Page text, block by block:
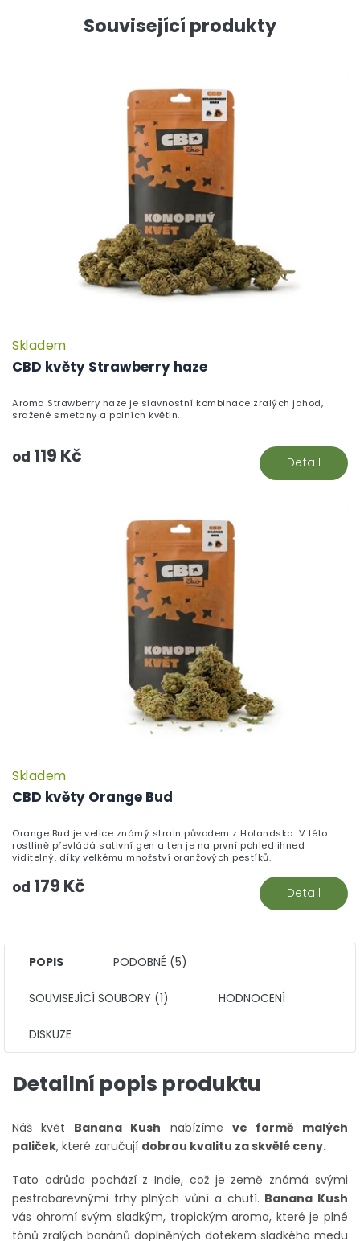
Související produkty
CBD květy Strawberry haze
Skladem
od 119 Kč Detail
Aroma Strawberry haze je slavnostní kombinace zralých jahod,
sražené smetany a polních květin.
CBD květy Orange Bud
Skladem
od 179 Kč Detail
Orange Bud je velice známý strain původem z Holandska. V této
rostlině převládá sativní gen a ten je na první pohled ihned
viditelný, díky velkému množství oranžových pestíků.
POPIS PODOBNÉ (5)
SOUVISEJÍCÍ SOUBORY (1) HODNOCENÍ
DISKUZE
Detailní popis produktu
Náš květ Banana Kush nabízíme ve formě malých
paliček, které zaručují dobrou kvalitu za skvělé ceny.
Tato odrůda pochází z Indie, což je země známá svými
pestrobarevnými trhy plných vůní a chutí. Banana Kush
vás ohromí svým sladkým, tropickým aroma, které je plné
tónů zralých banánů doplněných dotekem sladkého medu